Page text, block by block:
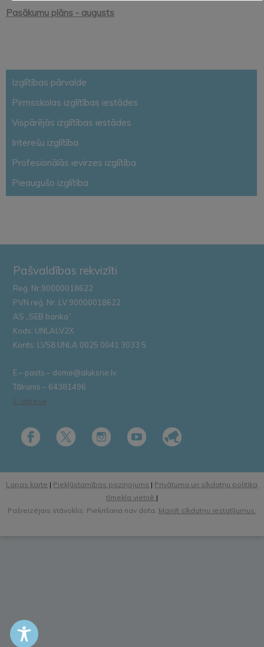
Pasākumu plāns - augusts
Izglītības pārvalde
Pirmsskolas izglītības iestādes
Vispārējās izglītības iestādes
Interešu izglītība
Profesionālās ievirzes izglītība
Pieaugušo izglītība
Pašvaldības rekvizīti
Reģ. Nr.90000018622
PVN reģ. Nr. LV 90000018622
AS „SEB banka”
Kods: UNLALV2X
Konts: LV58 UNLA 0025 0041 3033 5
E – pasts – dome@aluksne.lv
Tālrunis – 64381496
E-adrese
Lapas karte | Piekļūstamības paziņojums | Privātuma un sīkdatņu politika
tīmekļa vietnē |
Pašreizējais stāvoklis: Piekrišana nav dota. Mainīt sīkdatņu iestatījumus.